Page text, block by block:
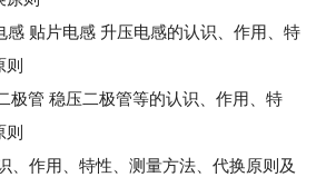
感 贴片电感 升压电感的认识、作用、特
极管 稳压二极管等的认识、作用、特
、作用、特性、测量方法、代换原则及